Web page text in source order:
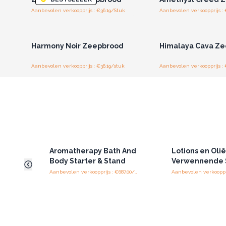
Aanbevolen verkoopprijs : €36.19/Stuk Aanbevolen verkoopprijs :
Harmony Noir Zeepbrood
Aanbevolen verkoopprijs : €36.19/stuk
Himalaya Cava
Aanbevolen verkoopprijs :
Aromatherapy Bath And
Body Starter & Stand
Lotions en
Verwennende